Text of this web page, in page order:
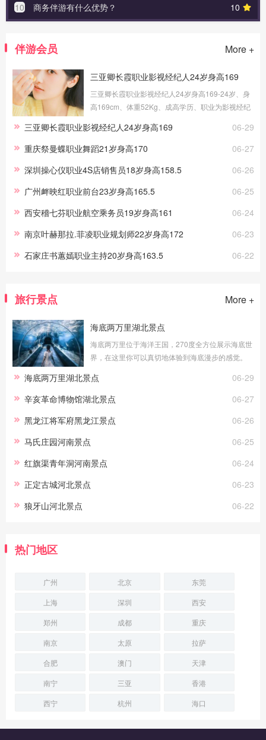
10
10 商务伴游有什么优势？
伴游会员 More +
三亚卿长霞职业影视经纪人24岁身高169
三亚卿长霞职业影视经纪人24岁身高169-24岁、身
高169cm、体重52Kg、成高学历、职业为影视经纪
做过礼仪、采购、试吃员工作，这些宝贵的工作经
历，让伴游服务更顺手。
06-29
三亚卿长霞职业影视经纪人24岁身高169
06-27
重庆祭曼蝶职业舞蹈21岁身高170
06-26
深圳操心仪职业4S店销售员18岁身高158.5
06-25
广州衅映红职业前台23岁身高165.5
06-24
西安稽七芬职业航空乘务员19岁身高161
06-23
南京叶赫那拉.菲凌职业规划师22岁身高172
06-22
石家庄书蕙嫣职业主持20岁身高163.5
旅行景点 More +
海底两万里湖北景点
海底两万里位于海洋王国，270度全方位展示海底世
界，在这里你可以真切地体验到海底漫步的感觉。
身边游弋，你能看到海洋生灵冲你微笑，
06-29
海底两万里湖北景点
06-27
辛亥革命博物馆湖北景点
06-26
黑龙江将军府黑龙江景点
06-25
马氏庄园河南景点
06-24
红旗渠青年洞河南景点
06-23
正定古城河北景点
06-22
狼牙山河北景点
热门地区
广州 北京
东莞
上海
深圳
西安
郑州
成都
重庆
南京
太原
拉萨
合肥
澳门
天津
南宁
三亚
香港
西宁
杭州 海口